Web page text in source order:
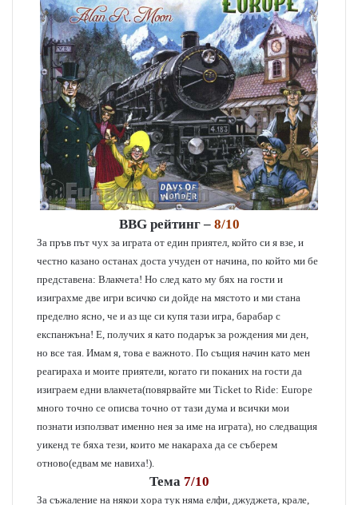
i
l
BBG рейтинг – 8/10
За пръв път чух за играта от един приятел, който си я взе, и
честно казано останах доста учуден от начина, по който ми бе
представена: Влакчета! Но след като му бях на гости и
изиграхме две игри всичко си дойде на мястото и ми стана
пределно ясно, че и аз ще си купя тази игра, барабар с
експанжъна! Е, получих я като подарък за рождения ми ден,
но все тая. Имам я, това е важното. По същия начин като мен
реагираха и моите приятели, когато ги поканих на гости да
изиграем едни влакчета(повярвайте ми Ticket to Ride: Europe
много точно се описва точно от тази дума и всички мои
познати използват именно нея за име на играта), но следващия
уикенд те бяха тези, които ме накараха да се съберем
отново(едвам ме навиха!).
Тема 7/10
За съжаление на някои хора тук няма елфи, джуджета, крале,